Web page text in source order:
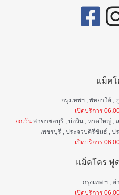
แม็คโ
กรุงเทพฯ , พัทยาใต้ ,
เปิดบริการ
ยกเว้น สาขาชลบุรี , บ่อวิน , หาดใหญ่ ,
เพชรบุรี , ประจวบคิรีขันธ์ ,
เปิดบริการ
แม็คโคร ฟู
กรุงเทพ ฯ , ต่
เปิดบริการ